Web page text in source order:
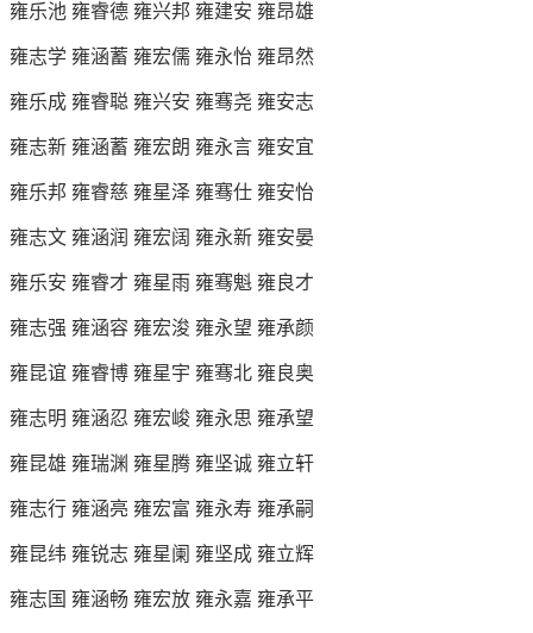
雍乐池 雍睿德 雍兴邦 雍建安 雍昂雄
雍志学 雍涵蓄 雍宏儒 雍永怡 雍昂然
雍乐成 雍睿聪 雍兴安 雍骞尧 雍安志
雍志新 雍涵蓄 雍宏朗 雍永言 雍安宜
雍乐邦 雍睿慈 雍星泽 雍骞仕 雍安怡
雍志文 雍涵润 雍宏阔 雍永新 雍安晏
雍乐安 雍睿才 雍星雨 雍骞魁 雍良才
雍志强 雍涵容 雍宏浚 雍永望 雍承颜
雍昆谊 雍睿博 雍星宇 雍骞北 雍良奥
雍志明 雍涵忍 雍宏峻 雍永思 雍承望
雍昆雄 雍瑞渊 雍星腾 雍坚诚 雍立轩
雍志行 雍涵亮 雍宏富 雍永寿 雍承嗣
雍昆纬 雍锐志 雍星阑 雍坚成 雍立辉
雍志国 雍涵畅 雍宏放 雍永嘉 雍承平